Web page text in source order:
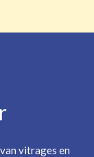
vitrages en